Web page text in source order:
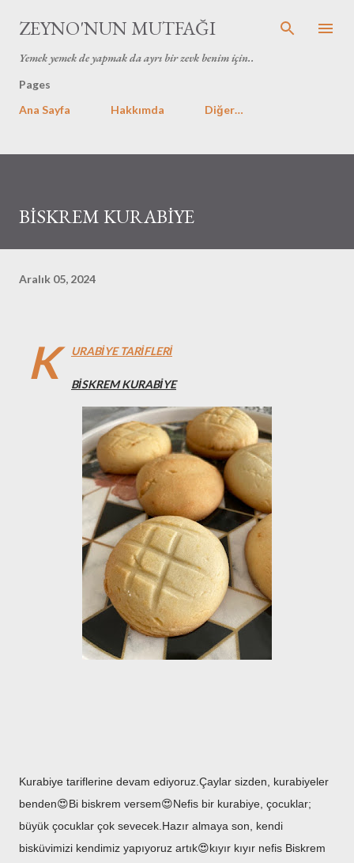
Ana içeriğe atla
ZEYNO'NUN MUTFAĞI
Yemek yemek de yapmak da ayrı bir zevk benim için..
Pages
Ana Sayfa
Hakkımda Diğer…
BİSKREM KURABİYE
Aralık 05, 2024
K URABİYE TARİFLERİ
BİSKREM KURABİYE
Kurabiye tariflerine devam ediyoruz.Çaylar sizden, kurabiyeler
benden😍Bi biskrem versem😍Nefis bir kurabiye, çocuklar;
büyük çocuklar çok sevecek.Hazır almaya son, kendi
bisküvimizi kendimiz yapıyoruz artık😍kıyır kıyır nefis Biskrem